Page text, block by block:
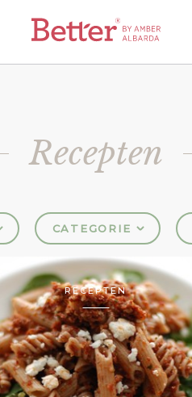
Recepten
CATEGORIE
RECEPTEN